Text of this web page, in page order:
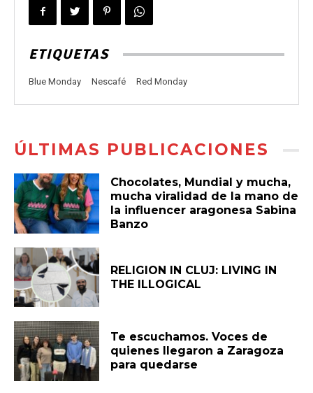
ETIQUETAS
Blue Monday Nescafé Red Monday
ÚLTIMAS PUBLICACIONES
Chocolates, Mundial y mucha,
mucha viralidad de la mano de
la influencer aragonesa Sabina
Banzo
RELIGION IN CLUJ: LIVING IN
THE ILLOGICAL
Te escuchamos. Voces de
quienes llegaron a Zaragoza
para quedarse